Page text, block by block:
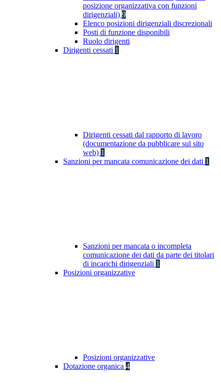
posizione organizzativa con funzioni
dirigenziali) 9
Elenco posizioni dirigenziali discrezionali
Posti di funzione disponibili
Ruolo dirigenti
Dirigenti cessati 1
Dirigenti cessati dal rapporto di lavoro
(documentazione da pubblicare sul sito
web) 1
Sanzioni per mancata comunicazione dei dati 1
Sanzioni per mancata o incompleta
comunicazione dei dati da parte dei titolari
di incarichi dirigenziali 1
Posizioni organizzative
Posizioni organizzative
Dotazione organica 4